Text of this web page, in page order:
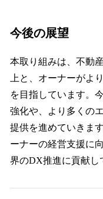
今後の展望
本取り組みは、不動
上と、オーナーがよ
を目指しています。
強化や、より多くの
提供を進めていきま
ーナーの経営支援に
界のDX推進に貢献し